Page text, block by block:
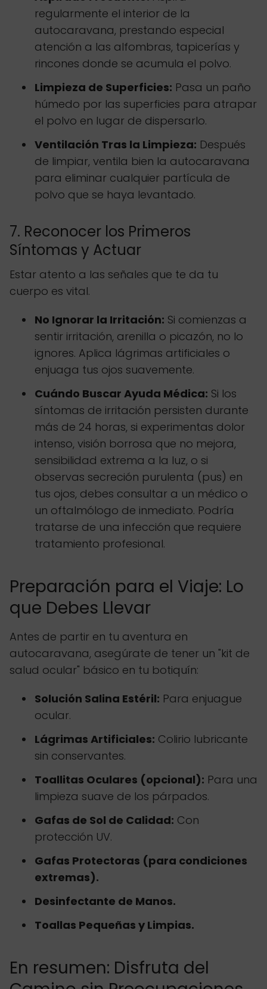
regularmente el interior de la
autocaravana, prestando especial
atención a las alfombras, tapicerías y
rincones donde se acumula el polvo.
Limpieza de Superficies: Pasa un paño
húmedo por las superficies para atrapar
el polvo en lugar de dispersarlo.
Ventilación Tras la Limpieza: Después
de limpiar, ventila bien la autocaravana
para eliminar cualquier partícula de
polvo que se haya levantado.
7. Reconocer los Primeros
Síntomas y Actuar
Estar atento a las señales que te da tu
cuerpo es vital.
No Ignorar la Irritación: Si comienzas a
sentir irritación, arenilla o picazón, no lo
ignores. Aplica lágrimas artificiales o
enjuaga tus ojos suavemente.
Cuándo Buscar Ayuda Médica: Si los
síntomas de irritación persisten durante
más de 24 horas, si experimentas dolor
intenso, visión borrosa que no mejora,
sensibilidad extrema a la luz, o si
observas secreción purulenta (pus) en
tus ojos, debes consultar a un médico o
un oftalmólogo de inmediato. Podría
tratarse de una infección que requiere
tratamiento profesional.
Preparación para el Viaje: Lo
que Debes Llevar
Antes de partir en tu aventura en
autocaravana, asegúrate de tener un "kit de
salud ocular" básico en tu botiquín:
Solución Salina Estéril: Para enjuague
ocular.
Lágrimas Artificiales: Colirio lubricante
sin conservantes.
Toallitas Oculares (opcional): Para una
limpieza suave de los párpados.
Gafas de Sol de Calidad: Con
protección UV.
Gafas Protectoras (para condiciones
extremas).
Desinfectante de Manos.
Toallas Pequeñas y Limpias.
En resumen: Disfruta del